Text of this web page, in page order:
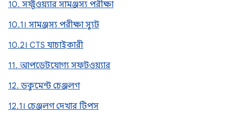
10. সফ্টওয়্যার সামঞ্জস্য পরীক্ষা
10.1। সামঞ্জস্য পরীক্ষা স্যুট
10.2। CTS যাচাইকারী
11. আপডেটযোগ্য সফটওয়্যার
12. ডকুমেন্ট চেঞ্জলগ
12.1। চেঞ্জলগ দেখার টিপস